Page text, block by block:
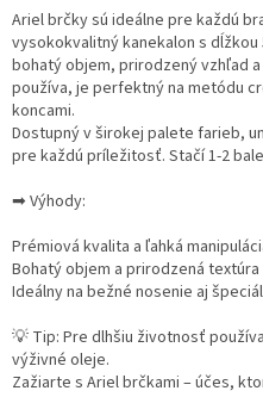
Ariel brčky sú ideálne pre každú
vysokokvalitný kanekalon s
bohatý objem, prirodzený vzhľad
používa, je perfektný na metódu
koncami.
Dostupný v širokej palete farieb,
pre každú príležitosť. Stačí 1-2
➡ Výhody:
Prémiová kvalita a ľahká
Bohatý objem a prirodzená textúra
Ideálny na bežné nosenie aj
💡 Tip: Pre dlhšiu životnosť
výživné oleje.
Zažiarte s Ariel brčkami – účes,